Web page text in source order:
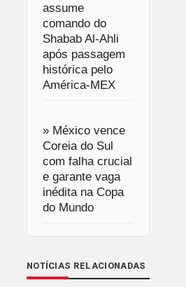
assume
comando do
Shabab Al-Ahli
após passagem
histórica pelo
América-MEX
» México vence
Coreia do Sul
com falha crucial
e garante vaga
inédita na Copa
do Mundo
NOTÍCIAS RELACIONADAS